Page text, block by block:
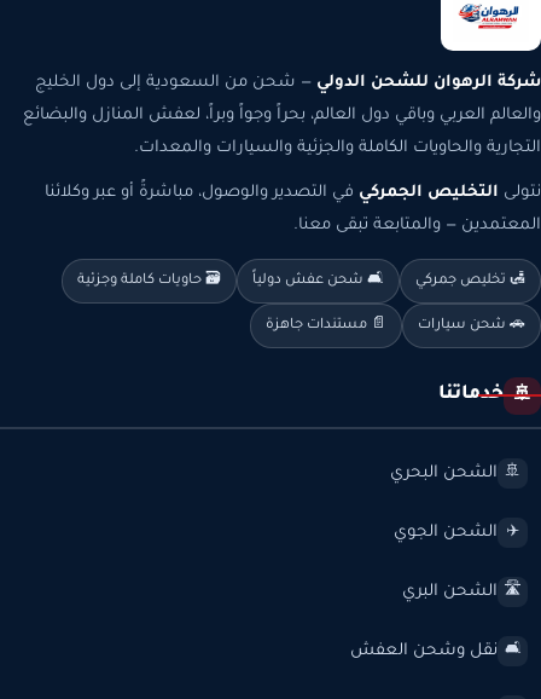
شركة الرهوان للشحن الدولي — شحن من السعودية إلى دول الخليج
والعالم العربي وباقي دول العالم، بحراً وجواً وبراً، لعفش المنازل والبضائع
التجارية والحاويات الكاملة والجزئية والسيارات والمعدات.
نتولى التخليص الجمركي في التصدير والوصول، مباشرةً أو عبر وكلائنا
المعتمدين — والمتابعة تبقى معنا.
🛃 تخليص جمركي 🛋️ شحن عفش دولياً 🗃️ حاويات كاملة وجزئية
🚗 شحن سيارات 📄 مستندات جاهزة
🚢 خدماتنا
🚢 الشحن البحري
✈️ الشحن الجوي
🛣️ الشحن البري
🛋️ نقل وشحن العفش